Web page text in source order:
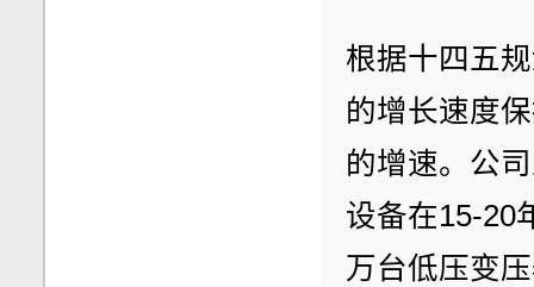
根据十四五
的增长速度
的增速。公
设备在15-20
万台低压变